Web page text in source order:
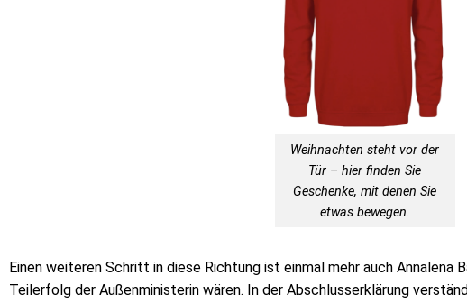
Weihnachten steht vor der
Tür – hier finden Sie
Geschenke, mit denen Sie
etwas bewegen.
Einen weiteren Schritt in diese Richtung ist einmal mehr auch Annalena
Teilerfolg der Außenministerin wären. In der Abschlusserklärung